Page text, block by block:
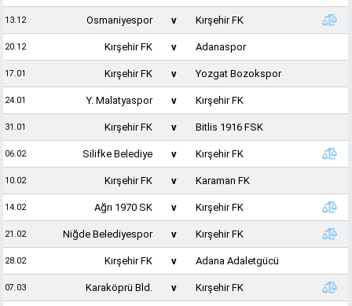
13.12 Osmaniyespor v Kırşehir FK
20.12 Kırşehir FK v Adanaspor
17.01 Kırşehir FK v Yozgat Bozokspor
24.01 Y. Malatyaspor v Kırşehir FK
31.01 Kırşehir FK v Bitlis 1916 FSK
06.02 Silifke Belediye v Kırşehir FK
10.02 Kırşehir FK v Karaman FK
14.02 Ağrı 1970 SK v Kırşehir FK
21.02 Niğde Belediyespor v Kırşehir FK
28.02 Kırşehir FK v Adana Adaletgücü
07.03 Karaköprü Bld. v Kırşehir FK